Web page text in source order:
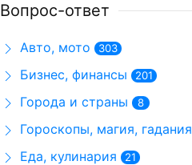
Вопрос-ответ
Авто, мото 303
Бизнес, финансы 201
Города и страны 8
Гороскопы, магия, гадания
Еда, кулинария 21